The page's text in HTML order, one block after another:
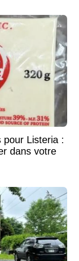
pour Listeria :
dans votre